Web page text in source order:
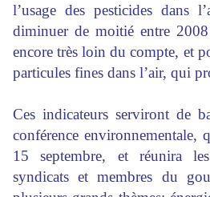
l’usage des pesticides dans
diminuer de moitié entre
encore très loin du compte, et
particules fines dans l’air, qui
Ces indicateurs serviront de
conférence environnementale,
15 septembre, et réunira
syndicats et membres du